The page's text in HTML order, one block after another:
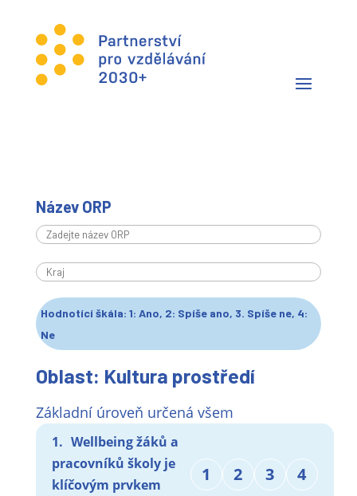
Název ORP
Hodnotící škála: 1: Ano, 2: Spíše ano, 3. Spíše ne, 4:
Ne
Oblast: Kultura prostředí
Základní úroveň určená všem
1. Wellbeing žáků a
pracovníků školy je
klíčovým prvkem
1 2 3 4